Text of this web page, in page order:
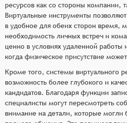
ресурсов как со стороны компании,
Виртуальные инструменты
в удобное для обеих сторон время,
необходимость личных встреч и
ценно в условиях удаленной работы
когда физическое присутствие
Кроме того, системы виртуального
возможность более глубокого и
кандидатов. Благодаря функции
специалисты могут пересмотреть
внимание на детали, которые